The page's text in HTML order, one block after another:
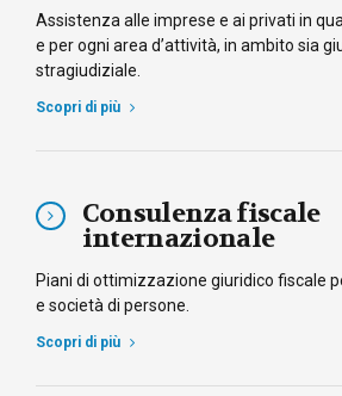
Assistenza alle imprese e ai privati in
e per ogni area d’attività, in ambito sia
stragiudiziale.
Scopri di più
Consulenza fiscale
internazionale
Piani di ottimizzazione giuridico fiscale
e società di persone.
Scopri di più